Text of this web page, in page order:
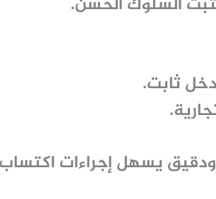
ثابت.
ودقيق يسهلإجراءات